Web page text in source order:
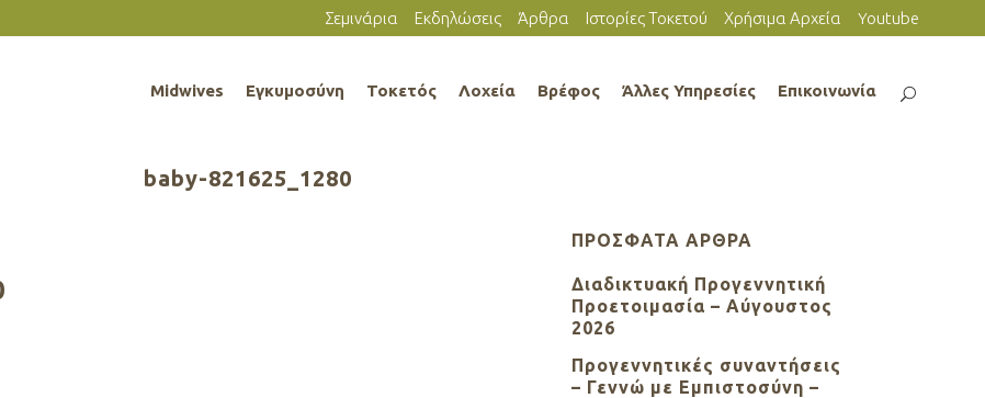
Σεμινάρια Εκδηλώσεις Άρθρα Ιστορίες Τοκετού Χρήσιμα Αρχεία Youtube
Midwives Εγκυμοσύνη Τοκετός Λοχεία Βρέφος Άλλες Υπηρεσίες Επικοινωνία
baby-821625_1280
ΠΡΌΣΦΑΤΑ ΆΡΘΡΑ
Διαδικτυακή Προγεννητική
Προετοιμασία – Αύγουστος
2026
Προγεννητικές συναντήσεις
– Γεννώ με Εμπιστοσύνη –